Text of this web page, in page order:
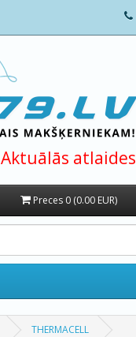
Aktuālās atlaides
Preces 0 (0.00 EUR)
THERMACELL